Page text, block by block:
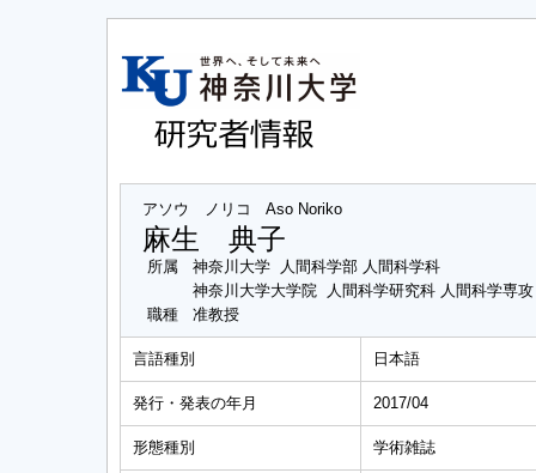
アソウ ノリコ Aso Noriko
麻生 典子
所属
神奈川大学 人間科学部 人間科学科
神奈川大学大学院 人間科学研究科 人間科学専
職種
准教授
言語種別 日本語
発行・発表の年月 2017/04
形態種別 学術雑誌